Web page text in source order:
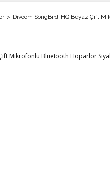
Divoom SongBird-HQ Beyaz Çift